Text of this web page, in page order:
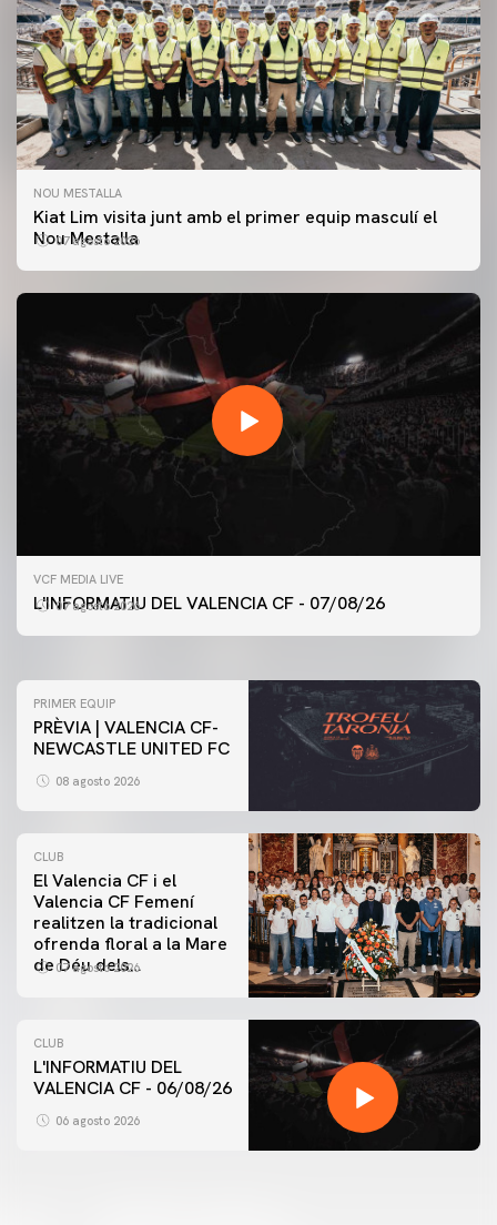
NOU MESTALLA
Kiat Lim visita junt amb el primer equip masculí el
Nou Mestalla
07 agosto 2026
VCF MEDIA LIVE
L'INFORMATIU DEL VALENCIA CF - 07/08/26
07 agosto 2026
PRIMER EQUIP
ENTRENAMENT DEL VALENCIA CF 7/8/2026
PRIMER EQUIP
PRÈVIA | VALENCIA CF-
NEWCASTLE UNITED FC
08 agosto 2026
CLUB
El Valencia CF i el
Valencia CF Femení
realitzen la tradicional
ofrenda floral a la Mare
de Déu dels
07 agosto 2026
CLUB
L'INFORMATIU DEL
VALENCIA CF - 06/08/26
06 agosto 2026